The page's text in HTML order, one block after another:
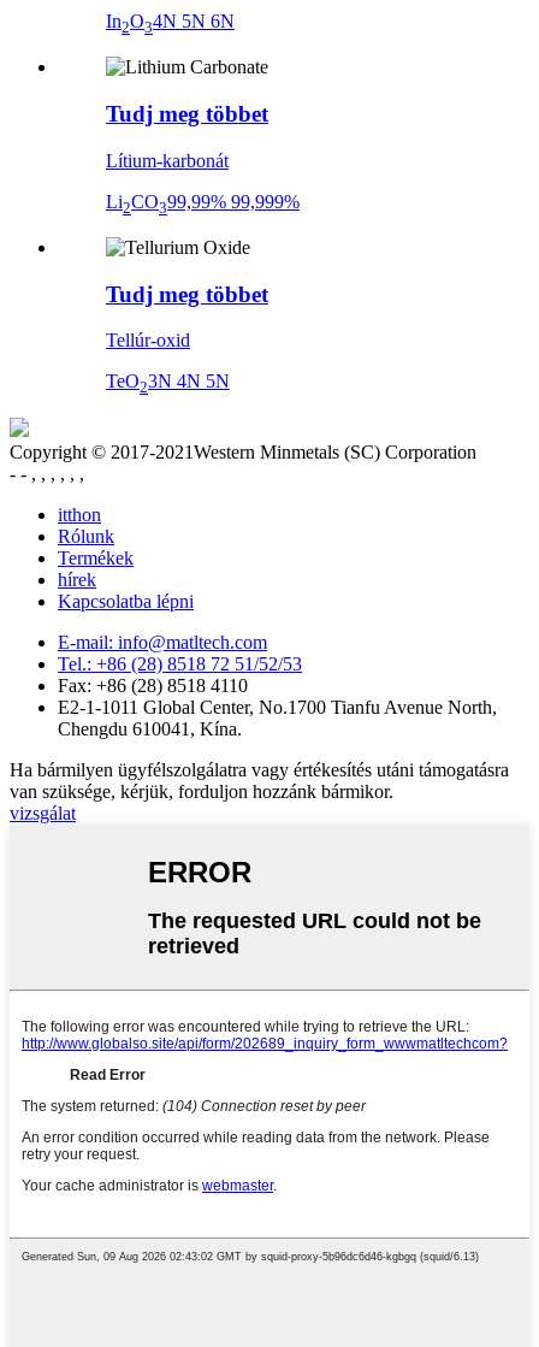
In2O34N 5N 6N
Tudj meg többet
Lítium-karbonát
Li2CO399,99% 99,999%
Tudj meg többet
Tellúr-oxid
TeO23N 4N 5N
Copyright © 2017-2021Western Minmetals (SC) Corporation
- - , , , , , ,
itthon
Rólunk
Termékek
hírek
Kapcsolatba lépni
E-mail: info@matltech.com
Tel.: +86 (28) 8518 72 51/52/53
Fax: +86 (28) 8518 4110
E2-1-1011 Global Center, No.1700 Tianfu Avenue North,
Chengdu 610041, Kína.
Ha bármilyen ügyfélszolgálatra vagy értékesítés utáni támogatásra
van szüksége, kérjük, forduljon hozzánk bármikor.
vizsgálat